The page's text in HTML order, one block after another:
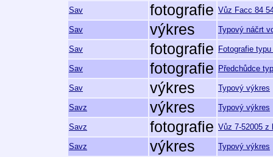
Sav fotografie Vůz Facc 84
Sav výkres Typový náčrt
Sav fotografie Fotografie
Sav fotografie Předchůdce
Sav výkres Typový výkres
Savz výkres Typový výkres
Savz fotografie Vůz 7-52005 z
Savz výkres Typový výkres